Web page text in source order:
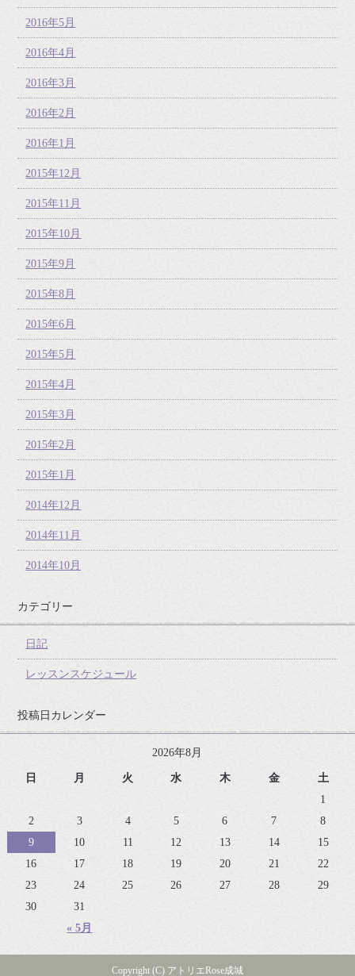
2016年5月
2016年4月
2016年3月
2016年2月
2016年1月
2015年12月
2015年11月
2015年10月
2015年9月
2015年8月
2015年6月
2015年5月
2015年4月
2015年3月
2015年2月
2015年1月
2014年12月
2014年11月
2014年10月
カテゴリー
日記
レッスンスケジュール
投稿日カレンダー
2026年8月
日 月 火 水 木 金 土
« 5月
1
2
3 4 5 6 7
8
9
10 11 12 13 14
15
16
17 18 19 20 21
22
23
24 25 26 27 28
29
30
31
Copyright (C) アトリエRose成城